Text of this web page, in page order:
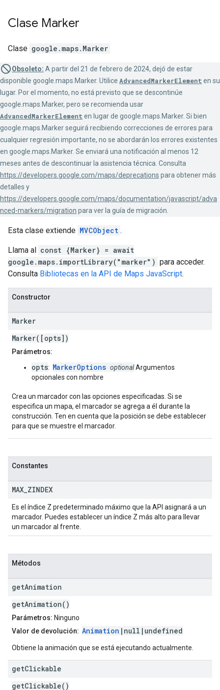
Clase Marker
Clase google.maps. Marker
Obsoleto: A partir del 21 de febrero de 2024, dejó de estar
disponible google.maps.Marker. Utilice AdvancedMarkerElement en su
lugar. Por el momento, no está previsto que se descontinúe
google.maps.Marker, pero se recomienda usar
AdvancedMarkerElement en lugar de google.maps.Marker. Si bien
google.maps.Marker seguirá recibiendo correcciones de errores para
cualquier regresión importante, no se abordarán los errores existentes
en google.maps.Marker. Se enviará una notificación al menos 12
meses antes de descontinuar la asistencia técnica. Consulta
https://developers.google.com/maps/deprecations para obtener más
detalles y
https://developers.google.com/maps/documentation/javascript/adva
nced-markers/migration para ver la guía de migración.
Esta clase extiende MVCObject .
Llama al const {Marker} = await
google.maps.importLibrary("marker") para acceder.
Consulta Bibliotecas en la API de Maps JavaScript.
Constructor
Marker
Marker([opts])
Parámetros:
opts: MarkerOptions optionalArgumentos
opcionales con nombre
Crea un marcador con las opciones especificadas. Si se
especifica un mapa, el marcador se agrega a él durante la
construcción. Ten en cuenta que la posición se debe establecer
para que se muestre el marcador.
Constantes
MAX ZINDEX
Es el índice Z predeterminado máximo que la API asignará a un
marcador. Puedes establecer un índice Z más alto para llevar
un marcador al frente.
Métodos
getAnimation
getAnimation()
Parámetros: Ninguno
Valor de devolución: Animation |null|undefined
Obtiene la animación que se está ejecutando actualmente.
getClickable
getClickable()